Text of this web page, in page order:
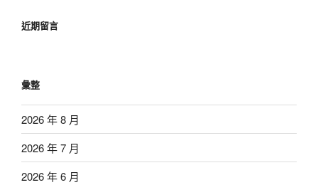
近期留言
彙整
2026 年 8 月
2026 年 7 月
2026 年 6 月